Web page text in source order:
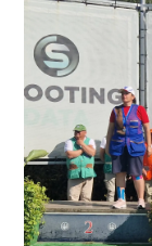
Ingrandisci
immagine